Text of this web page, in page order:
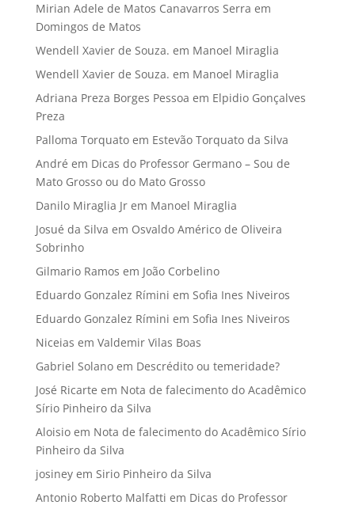
Mirian Adele de Matos Canavarros Serra em
Domingos de Matos
Wendell Xavier de Souza. em Manoel Miraglia
Wendell Xavier de Souza. em Manoel Miraglia
Adriana Preza Borges Pessoa em Elpidio Gonçalves
Preza
Palloma Torquatoem Estevão Torquato da Silva
André em Dicas do Professor Germano – Sou de
Mato Grosso ou do Mato Grosso
Danilo Miraglia Jrem Manoel Miraglia
Josué da Silva em Osvaldo Américo de Oliveira
Sobrinho
Gilmario Ramos em João Corbelino
Eduardo Gonzalez Rímini em Sofia Ines Niveiros
Eduardo Gonzalez Rímini em Sofia Ines Niveiros
Niceias em Valdemir Vilas Boas
Gabriel Solanoem Descrédito ou temeridade?
José Ricarte em Nota de falecimento do Acadêmico
Sírio Pinheiro da Silva
Aloisioem Nota de falecimento do Acadêmico Sírio
Pinheiro da Silva
josineyem Sirio Pinheiro da Silva
Antonio Roberto Malfatti em Dicas do Professor